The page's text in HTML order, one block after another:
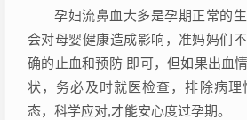
孕妇流鼻血大多是孕期正常的
会对母婴健康造成影响，准妈妈们
确的止血和预防 即可，但如果出血
状，务必及时就医检查，排除病
态，科学应对,才能安心度过孕期。